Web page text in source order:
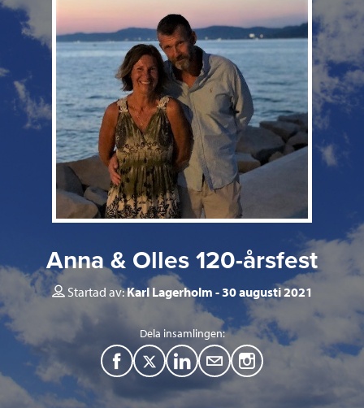
Anna & Olles 120-årsfest
Startad av:Karl Lagerholm 30 augusti 2021
Dela insamlingen:
F
a
T
w
L
i
M